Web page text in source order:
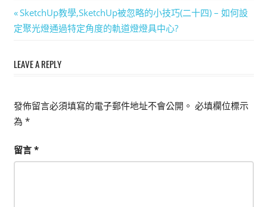
的
3D
文
章
導
Previous
Post:
SketchUp教學,SketchUp被忽略的小技巧(二十四) – 如何設
定聚光燈通過特定角度的軌道燈燈具中心?
LEAVE A REPLY
發佈留言必須填寫的電子郵件地址不會公開。 必填欄位標示
為 *
留言 *